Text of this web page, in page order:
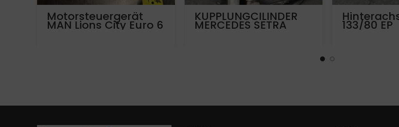
Motorsteuergerät
MAN Lions City Euro 6
D2066LUH52
KUPPLUNGCILINDER
MERCEDES SETRA
MAN
133/80 EP